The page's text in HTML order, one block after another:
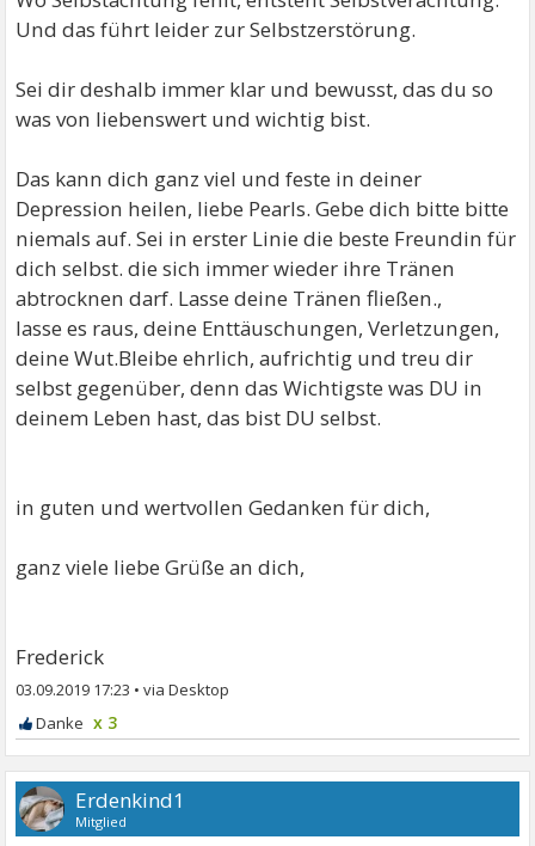
Und das führt leider zur Selbstzerstörung.
Sei dir deshalb immer klar und bewusst, das du so
was von liebenswert und wichtig bist.
Das kann dich ganz viel und feste in deiner
Depression heilen, liebe Pearls. Gebe dich bitte bitte
niemals auf. Sei in erster Linie die beste Freundin für
dich selbst. die sich immer wieder ihre Tränen
abtrocknen darf. Lasse deine Tränen fließen.,
lasse es raus, deine Enttäuschungen, Verletzungen,
deine Wut.Bleibe ehrlich, aufrichtig und treu dir
selbst gegenüber, denn das Wichtigste was DU in
deinem Leben hast, das bist DU selbst.
in guten und wertvollen Gedanken für dich,
ganz viele liebe Grüße an dich,
Frederick
03.09.2019 17:23 •
x 3
Erdenkind1
Mitglied